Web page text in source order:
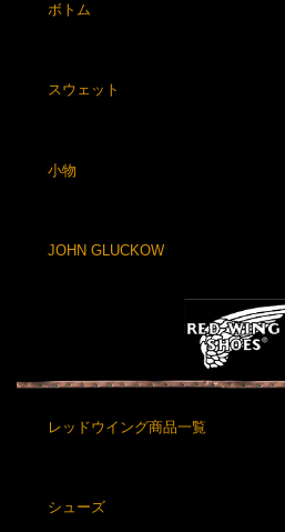
ボトム
スウェット
小物
JOHN GLUCKOW
レッドウイング商品一覧
シューズ